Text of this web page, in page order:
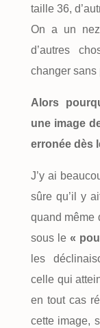
taille 36,
On a un
d’autres
changer sans
Alors
une image
erronée dès
J’y ai
sûre qu’il y
quand même
sous le«
les
celle qui
en tout cas
cette image,